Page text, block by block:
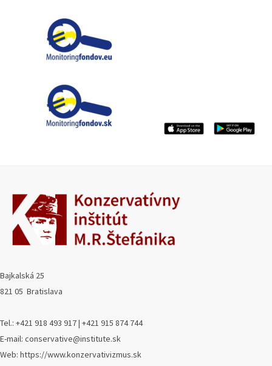
Bajkalská 25
821 05 Bratislava
Tel.: +421 918 493 917 | +421 915 874 744
E-mail: conservative@institute.sk
Web: https://www.konzervativizmus.sk